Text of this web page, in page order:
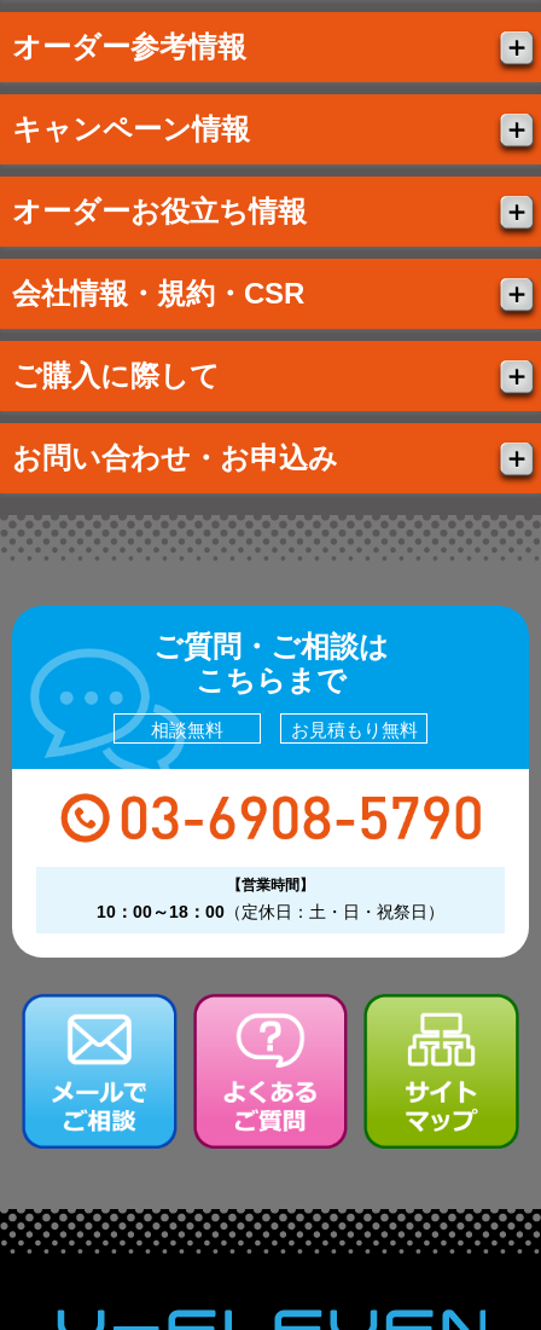
オーダー参考情報
キャンペーン情報
オーダーお役立ち情報
会社情報・規約・CSR
ご購入に際して
お問い合わせ・お申込み
ご質問・ご相談は
こちらまで
相談無料 お見積もり無料
【営業時間】
10：00～18：00 （定休日：土・日・祝祭日）